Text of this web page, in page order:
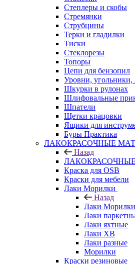
Степлеры и скобы
Стремянки
Струбцины
Терки и гладилки
Тиски
Стеклорезы
Топоры
Цепи для бензопил
Уровни, угольники,
Шкурки в рулонах
Шлифовальные
Шпатели
Щетки крацовки
Ящики для
Буры Практика
ЛАКОКРАСОЧНЫЕ
Назад
Краска для OSB
Краски для мебели
Лаки Морилки
Назад
Лаки Морилки
Лаки
Лаки яхтные
Лаки ХВ
Лаки разные
Морилки
Краски резиновые